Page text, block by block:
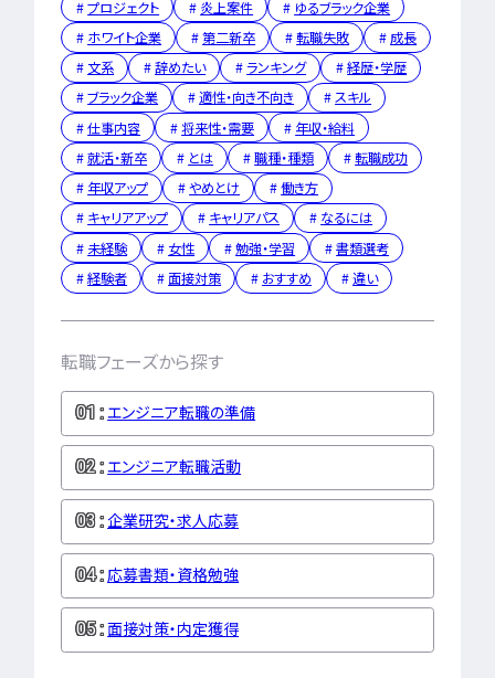
エンジニア転職
企業研究・求人
応募書類・資格
面接対策・内定
特集一覧
プロジェクト
炎上案件
ゆるブラック企業
ホワイト企業
第二新卒 転職失敗
成長
文系
辞めたい ランキング
経歴・学歴
ブラック企業
適性・向き不向き
スキル
仕事内容
将来性・需要
年収・給料
就活・新卒
とは 職種・種類
転職成功
年収アップ
やめとけ
働き方
キャリアアップ
キャリアパス
なるには
未経験
女性 勉強・学習
書類選考
経験者
面接対策 おすすめ 違い
転職フェーズから探す
エンジニア転職の準備
エンジニア転職活動
企業研究・求人応募
応募書類・資格勉強
面接対策・内定獲得